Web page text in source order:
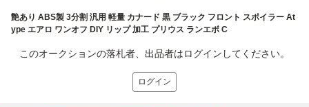
艶あり ABS製 3分割 汎用 軽量 カナード 黒 ブラック フロント スポイラー At
ype エアロ ワンオフ DIY リップ 加工 プリウス ランエボ C
このオークションの落札者、出品者はログインしてください。
ログイン